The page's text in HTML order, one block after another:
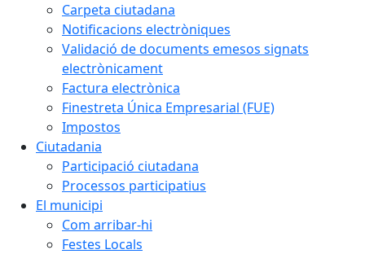
Carpeta ciutadana
Notificacions electròniques
Validació de documents emesos signats
electrònicament
Factura electrònica
Finestreta Única Empresarial (FUE)
Impostos
Ciutadania
Participació ciutadana
Processos participatius
El municipi
Com arribar-hi
Festes Locals